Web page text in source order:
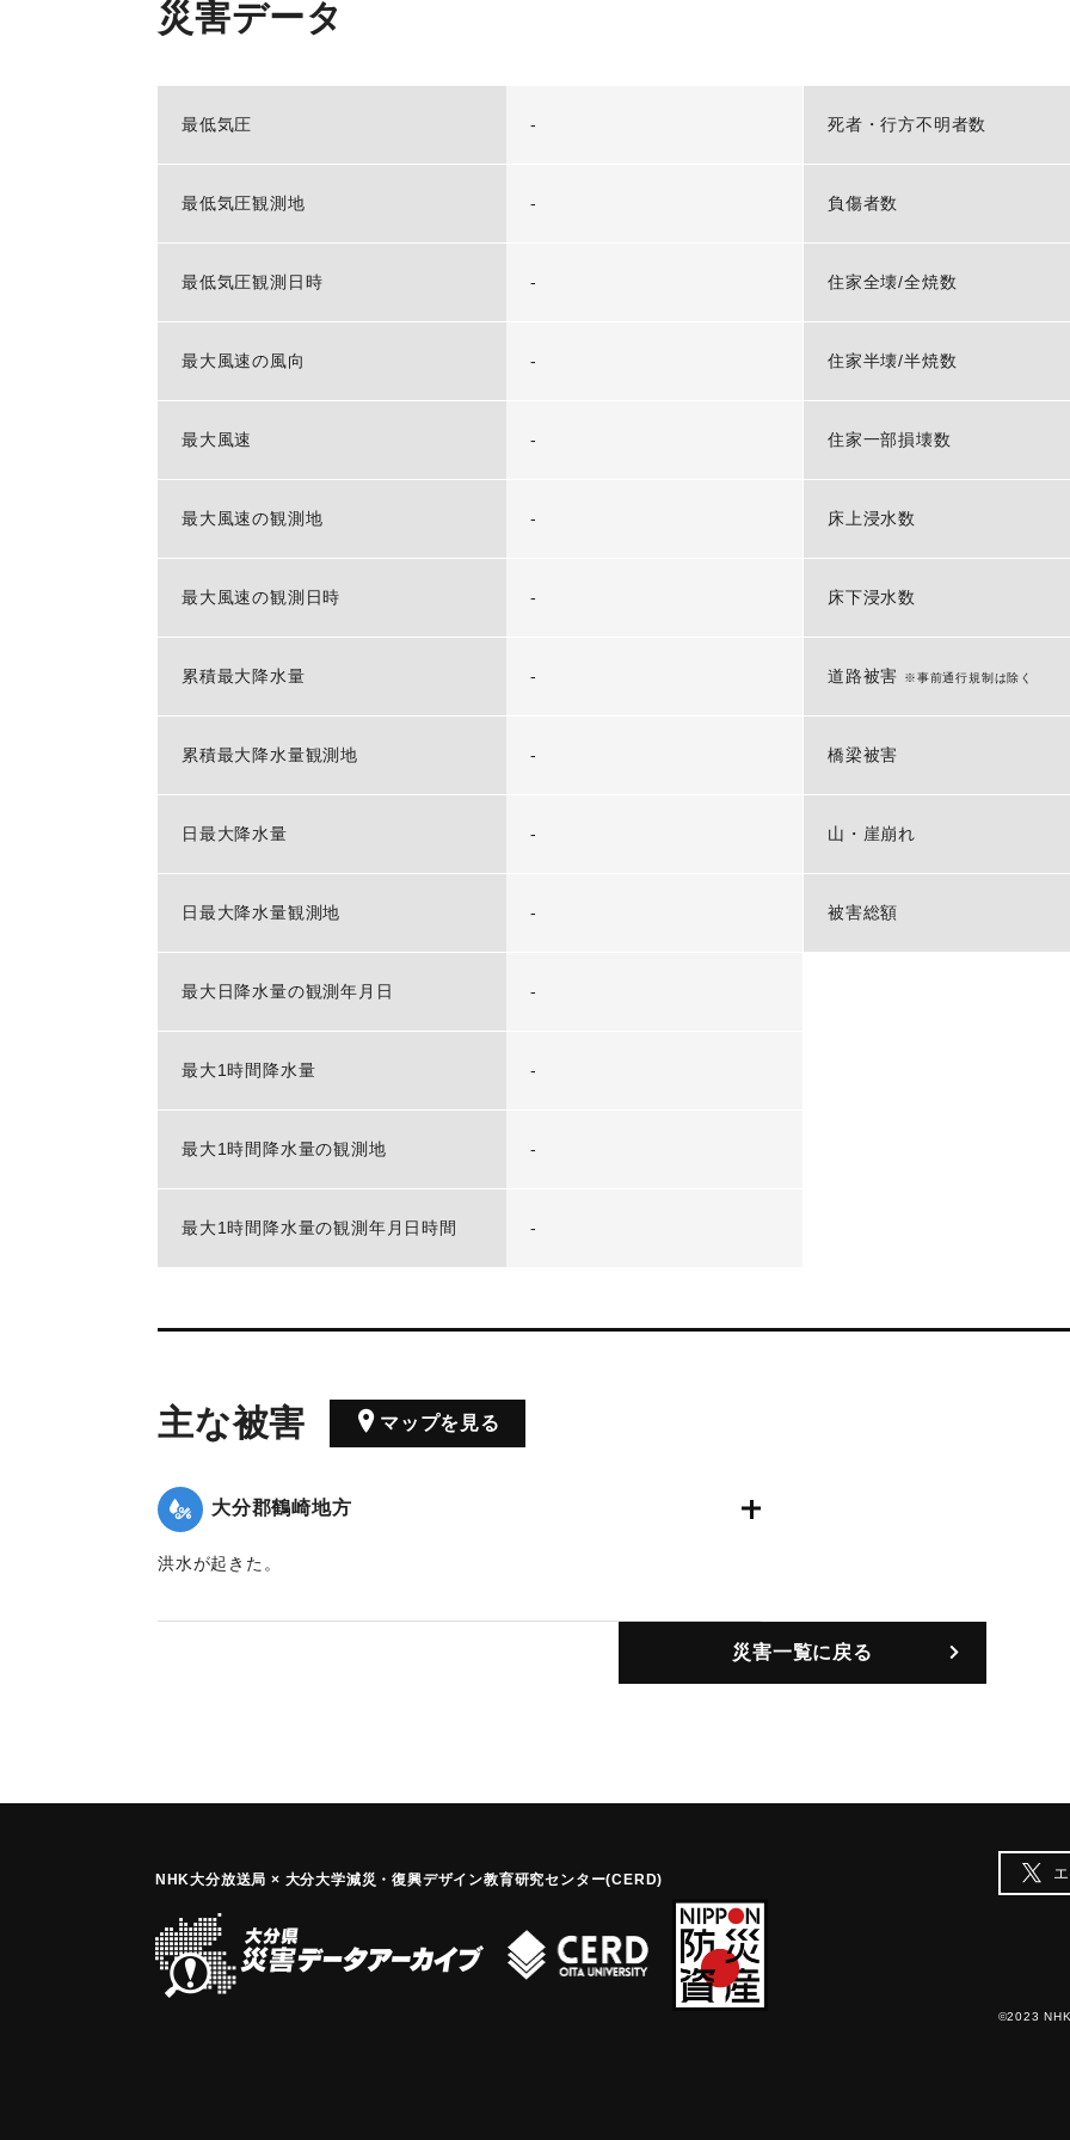
災害データ
最低気圧 -
最低気圧観測地 -
最低気圧観測日時 -
最大風速の風向 -
最大風速 -
最大風速の観測地 -
最大風速の観測日時 -
累積最大降水量 -
累積最大降水量観測地 -
日最大降水量 -
日最大降水量観測地 -
最大日降水量の観測年月日 -
最大1時間降水量 -
最大1時間降水量の観測地 -
最大1時間降水量の観測年月日時間 -
死者・行方不明者数
負傷者数
住家全壊/全焼数
住家半壊/半焼数
住家一部損壊数
床上浸水数
床下浸水数
道路被害 ※事前通行規制は除く
橋梁被害
山・崖崩れ
被害総額
主な被害 マップを見る
大分郡鶴崎地方
洪水が起きた。
｜固有コード:00040001
災害一覧に戻る
NHK大分放送局 × 大分大学減災 ・復興デザイン教育研究センター(CERD)
©2023